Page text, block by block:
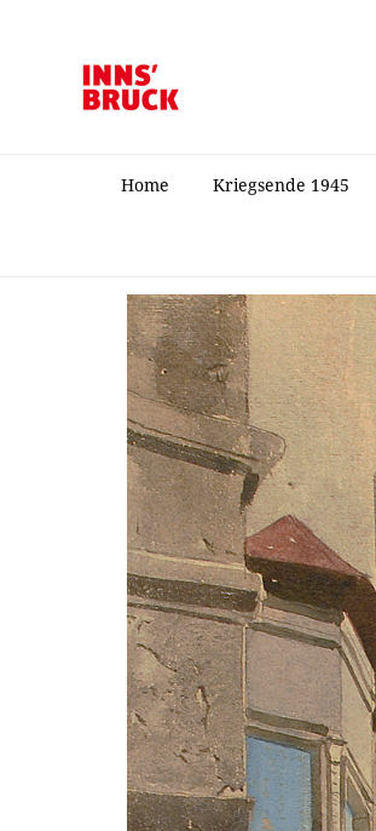
Home Kriegsende 1945